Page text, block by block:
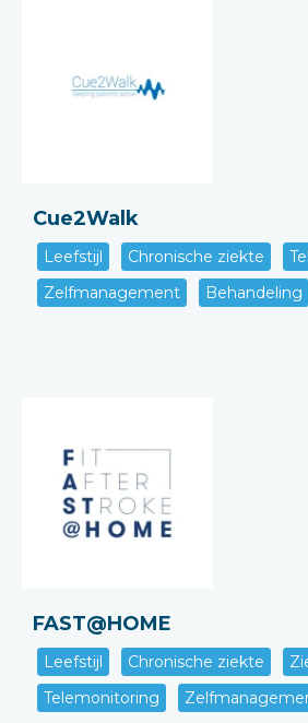
Cue2Walk
Leefstijl Chronische ziekte
Zelfmanagement
Behandeling
FAST@HOME
Leefstijl Chronische ziekte
Telemonitoring